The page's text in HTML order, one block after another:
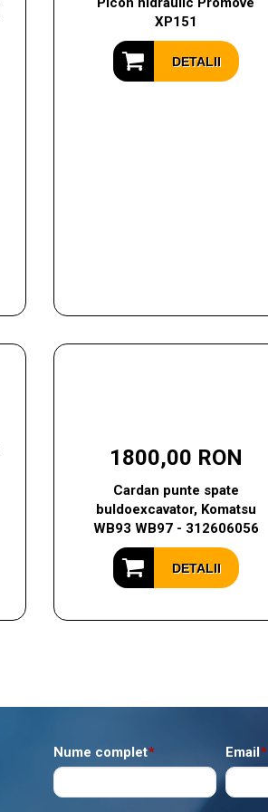
XP151
DETALII
1800,00 RON
Cardan punte spate
buldoexcavator, Komatsu
WB93 WB97 - 312606056
DETALII
*
Nume complet *
Email